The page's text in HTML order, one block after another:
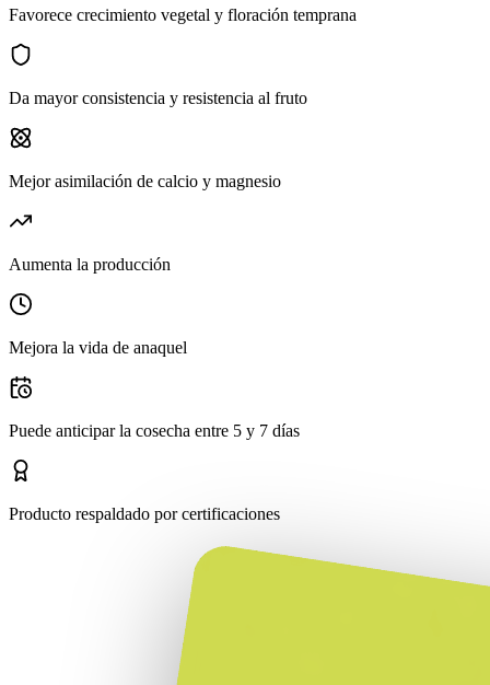
Favorece crecimiento vegetal y floración temprana
Da mayor consistencia y resistencia al fruto
Mejor asimilación de calcio y magnesio
Aumenta la producción
Mejora la vida de anaquel
Puede anticipar la cosecha entre 5 y 7 días
Producto respaldado por certificaciones